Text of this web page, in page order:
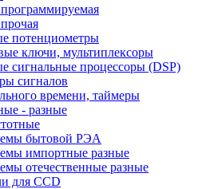
потенциометры
ключи, мультиплексоры
сигнальные процессоры (DSP)
сигналов
времени, таймеры
- разные
бытовой РЭА
импортные разные
отечественные разные
для CCD